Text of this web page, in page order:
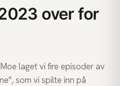
over for
laget vi fire episoder av
som vi spilte inn på